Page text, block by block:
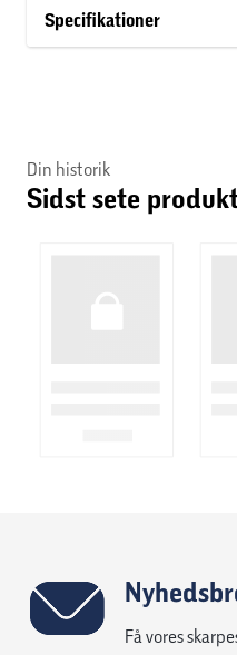
Gør din væg til et
Specifikationer
Din historik
Sidst sete
Få vores